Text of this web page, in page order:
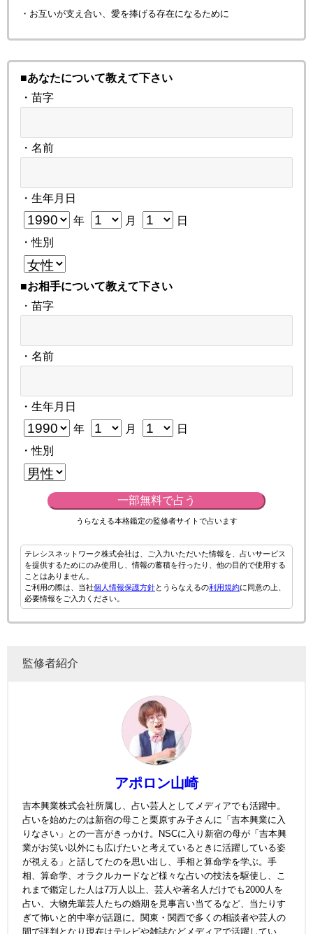
・お互いが支え合い、愛を捧げる存在になるために
■あなたについて教えて下さい
・苗字
・名前
・生年月日
年 月
日
・性別
■お相手について教えて下さい
・苗字
・名前
・生年月日
年 月
日
・性別
一部無料で占う
うらなえる本格鑑定の監修者サイトで占います
テレシスネットワーク株式会社は、ご入力いただいた情報を、占いサービス
を提供するためにのみ使用し、情報の蓄積を行ったり、他の目的で使用する
ことはありません。
ご利用の際は、当社個人情報保護方針とうらなえるの利用規約に同意の上、
必要情報をご入力ください。
監修者紹介
アポロン山崎
吉本興業株式会社所属し、占い芸人としてメディアでも活躍中。
占いを始めたのは新宿の母こと栗原すみ子さんに「吉本興業に入
りなさい」との一言がきっかけ。NSCに入り新宿の母が「吉本興
業がお笑い以外にも広げたいと考えているときに活躍している姿
が視える」と話してたのを思い出し、手相と算命学を学ぶ。手
相、算命学、オラクルカードなど様々な占いの技法を駆使し、こ
れまで鑑定した人は7万人以上、芸人や著名人だけでも2000人を
占い、大物先輩芸人たちの婚期を見事言い当てるなど、当たりす
ぎて怖いと的中率が話題に。関東・関西で多くの相談者や芸人の
間で評判となり現在はテレビや雑誌などメディアで活躍してい